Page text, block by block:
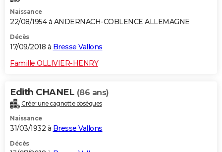
Naissance
22/08/1954 à ANDERNACH-COBLENCE ALLEMAGNE
Décès
17/09/2018 à Bresse Vallons
Famille OLLIVIER-HENRY
Edith CHANEL (86 ans)
Créer une cagnotte obsèques
Naissance
31/03/1932 à Bresse Vallons
Décès